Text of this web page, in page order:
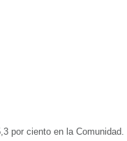
por ciento en la Comunidad.